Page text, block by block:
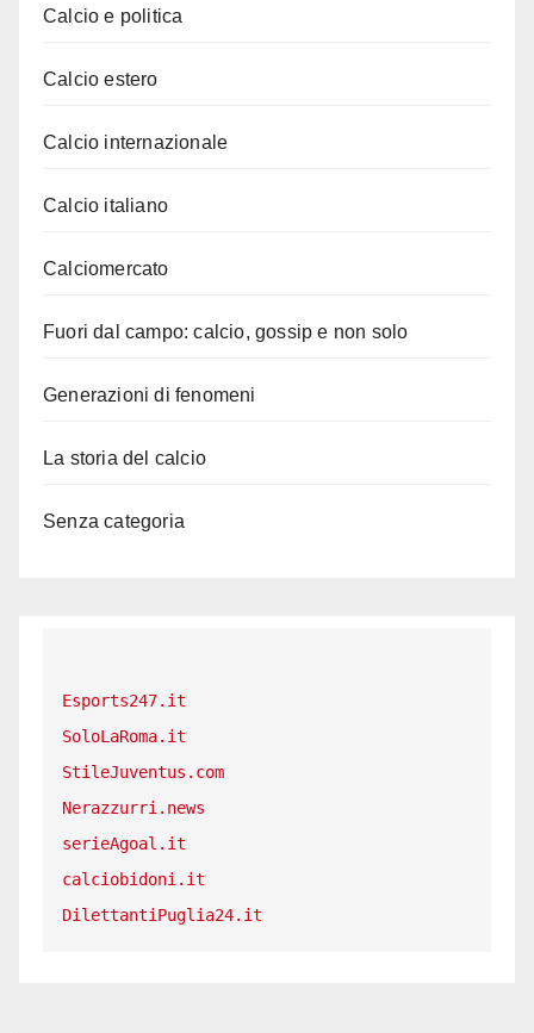
Calcio e politica
Calcio estero
Calcio internazionale
Calcio italiano
Calciomercato
Fuori dal campo: calcio, gossip e non solo
Generazioni di fenomeni
La storia del calcio
Senza categoria
Esports247.it
SoloLaRoma.it
StileJuventus.com
Nerazzurri.news
serieAgoal.it
calciobidoni.it
DilettantiPuglia24.it